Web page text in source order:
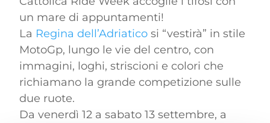
un mare di appuntamenti!
La Regina dell’Adriatico si “vestirà” in stile
MotoGp, lungo le vie del centro, con
immagini, loghi, striscioni e colori che
richiamano la grande competizione sulle
due ruote.
Da venerdì 12 a sabato 13 settembre, a